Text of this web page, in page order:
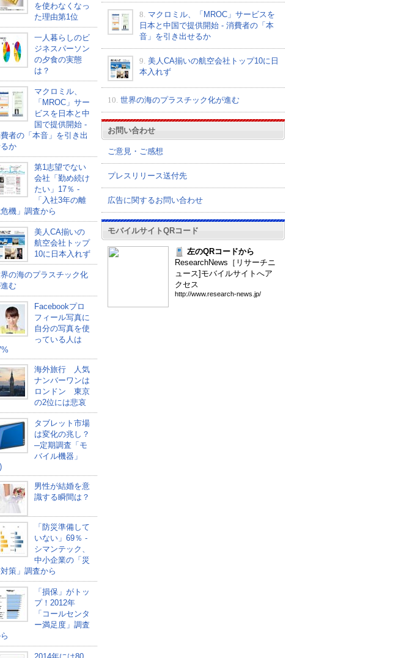
を使わなくなっ
た理由第1位
一人暮らしのビ
ジネスパーソン
の夕食の実態
は？
マクロミル、
「MROC」サー
ビスを日本と中
国で提供開始 -
者の「本音」を引き出
か
第1志望でない
会社「勤め続け
たい」17％ -
「入社3年の離
機」調査から
美人CA揃いの
航空会社トップ
10に日本入れず
の海のプラスチック化
む
Facebookプロ
フィール写真に
自分の写真を使
っている人は
海外旅行 人気
ナンバーワンは
ロンドン 東京
の2位には悲哀
タブレット市場
は変化の兆し？
─定期調査「モ
バイル機器」
男性が結婚を意
識する瞬間は？
「防災準備して
いない」69％ -
シマンテック、
中小企業の「災
策」調査から
「損保」がトッ
プ！2012年
「コールセンタ
ー満足度」調査
8. マクロミル、「MROC」サービスを
日本と中国で提供開始 - 消費者の「本
音」を引き出せるか
9. 美人CA揃いの航空会社トップ10に日
本入れず
10. 世界の海のプラスチック化が進む
お問い合わせ
ご意見・ご感想
プレスリリース送付先
広告に関するお問い合わせ
モバイルサイトQRコード
左のQRコードから
ResearchNews［リサーチニ
ュース]モバイルサイトへア
クセス
http://www.research-news .jp/